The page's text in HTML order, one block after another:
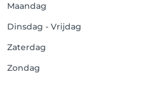
Maandag
Dinsdag - Vrijdag
Zaterdag
Zondag